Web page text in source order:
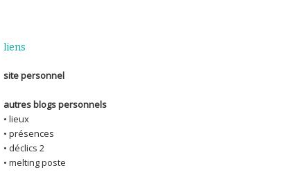
liens
site personnel
autres blogs personnels
• lieux
• présences
• déclics 2
• melting poste